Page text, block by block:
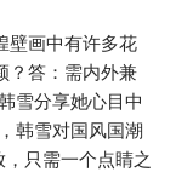
壁画中有许多花
？答：需内外兼
雪分享她心目中
韩雪对国风国潮
只需一个点睛之